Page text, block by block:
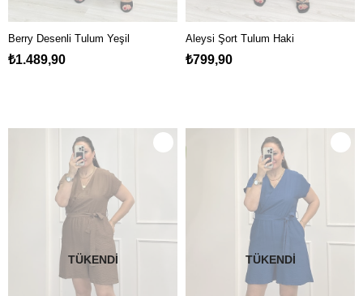
Berry Desenli Tulum Yeşil
₺1.489,90
Aleysi Şort Tulum Haki
₺799,90
TÜKENDI TÜKENDI